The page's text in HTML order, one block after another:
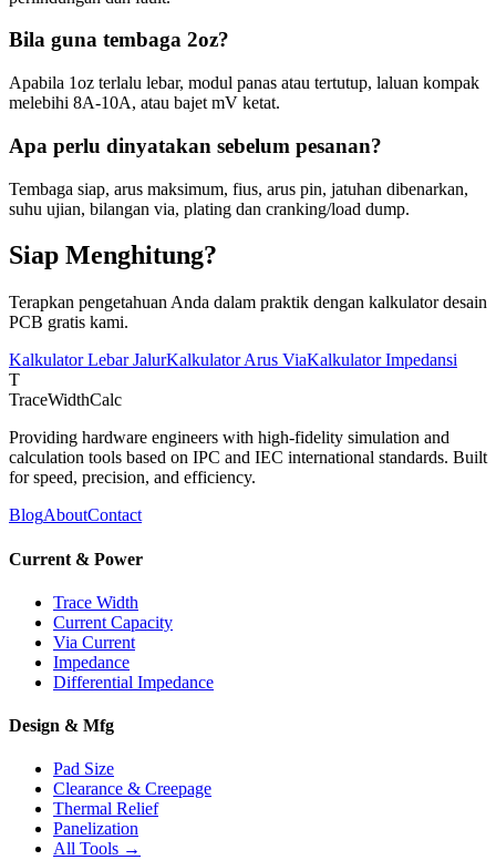
Bila guna tembaga 2oz?
Apabila 1oz terlalu lebar, modul panas atau tertutup, laluan kompak
melebihi 8A-10A, atau bajet mV ketat.
Apa perlu dinyatakan sebelum pesanan?
Tembaga siap, arus maksimum, fius, arus pin, jatuhan dibenarkan,
suhu ujian, bilangan via, plating dan cranking/load dump.
Siap Menghitung?
Terapkan pengetahuan Anda dalam praktik dengan kalkulator desain
PCB gratis kami.
Kalkulator Lebar JalurKalkulator Arus ViaKalkulator Impedansi
T
TraceWidthCalc
Providing hardware engineers with high-fidelity simulation and
calculation tools based on IPC and IEC international standards. Built
for speed, precision, and efficiency.
BlogAboutContact
Current & Power
Trace Width
Current Capacity
Via Current
Impedance
Differential Impedance
Design & Mfg
Pad Size
Clearance & Creepage
Thermal Relief
Panelization
All Tools →